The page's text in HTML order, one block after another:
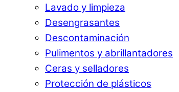
Lavado y limpieza
Desengrasantes
Descontaminación
Pulimentos y abrillantadores
Ceras y selladores
Protección de plásticos